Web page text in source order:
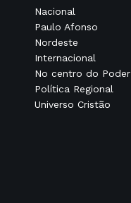
Nacional
Paulo Afonso
Nordeste
Internacional
No centro do Poder
Política Regional
Universo Cristão